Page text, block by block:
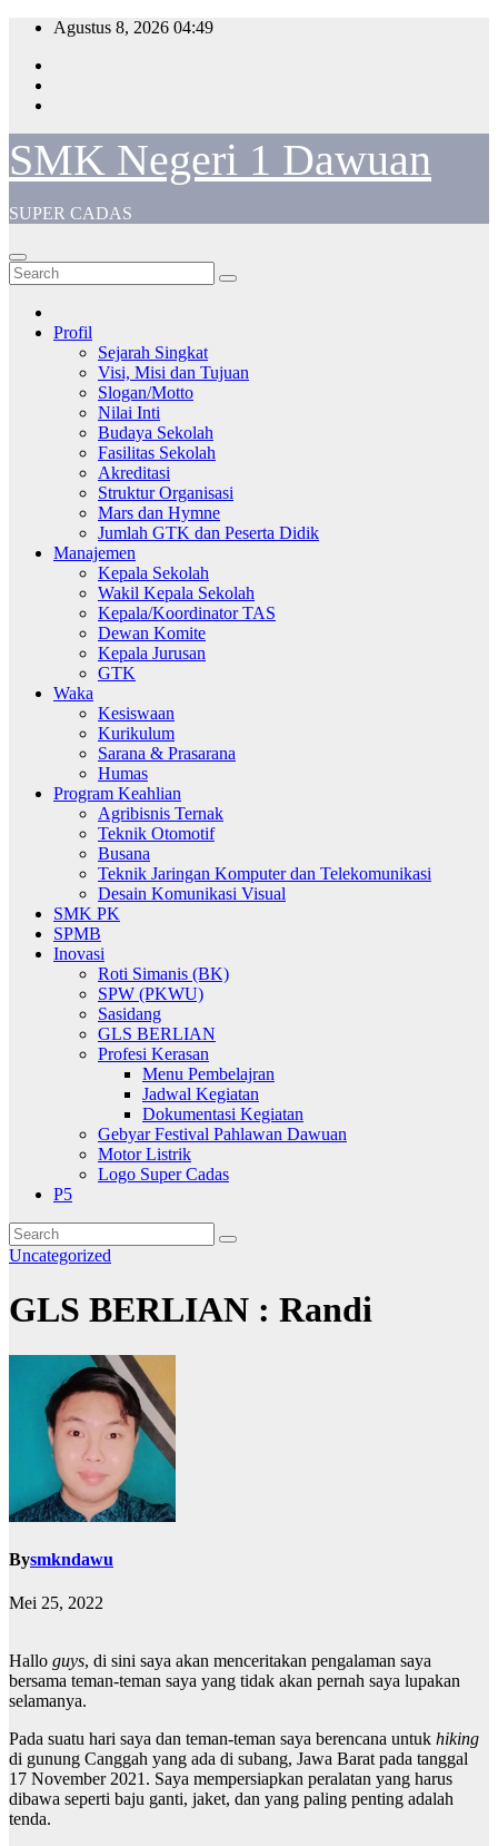
Skip
content
Agustus 8, 2026 04:49
SMK Negeri 1 Dawuan
SUPER CADAS
Profil
Sejarah Singkat
Visi, Misi dan Tujuan
Slogan/Motto
Nilai Inti
Budaya Sekolah
Fasilitas Sekolah
Akreditasi
Struktur Organisasi
Mars dan Hymne
Jumlah GTK dan Peserta Didik
Manajemen
Kepala Sekolah
Wakil Kepala Sekolah
Kepala/Koordinator TAS
Dewan Komite
Kepala Jurusan
GTK
Waka
Kesiswaan
Kurikulum
Sarana & Prasarana
Humas
Program Keahlian
Agribisnis Ternak
Teknik Otomotif
Busana
Teknik Jaringan Komputer dan Telekomunikasi
Desain Komunikasi Visual
SMK PK
SPMB
Inovasi
Roti Simanis (BK)
SPW (PKWU)
Sasidang
GLS BERLIAN
Profesi Kerasan
Menu Pembelajran
Jadwal Kegiatan
Dokumentasi Kegiatan
Gebyar Festival Pahlawan Dawuan
Motor Listrik
Logo Super Cadas
P5
Uncategorized
GLS BERLIAN : Randi
Bysmkndawu
Mei 25, 2022
Hallo guys, di sini saya akan menceritakan pengalaman saya
bersama teman-teman saya yang tidak akan pernah saya lupakan
selamanya.
Pada suatu hari saya dan teman-teman saya berencana untuk hiking
di gunung Canggah yang ada di subang, Jawa Barat pada tanggal
17 November 2021. Saya mempersiapkan peralatan yang harus
dibawa seperti baju ganti, jaket, dan yang paling penting adalah
tenda.